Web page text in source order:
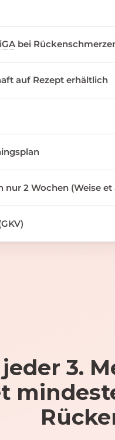
bei
auf Rezept erhältlich
nur 2 Wochen (Weise et
3.